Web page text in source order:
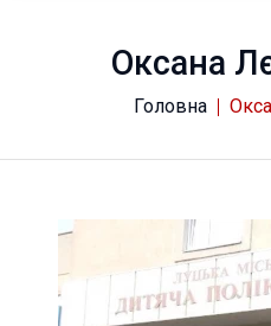
Оксана
Головна